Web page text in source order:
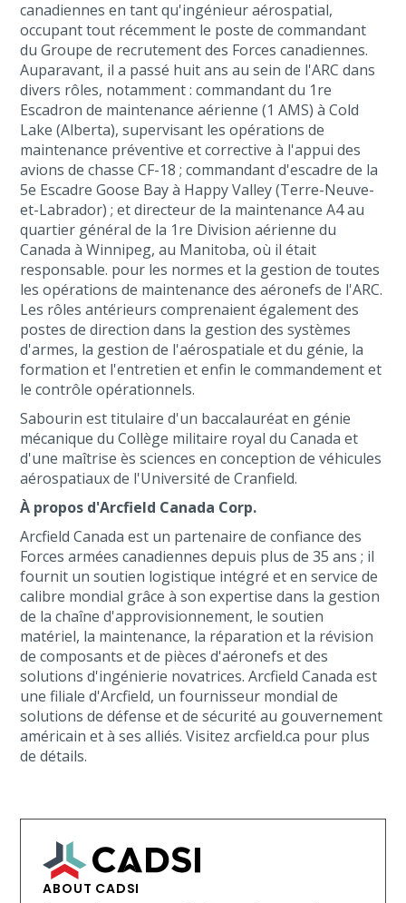
canadiennes en tant qu'ingénieur aérospatial,
occupant tout récemment le poste de commandant
du Groupe de recrutement des Forces canadiennes.
Auparavant, il a passé huit ans au sein de l'ARC dans
divers rôles, notamment : commandant du 1re
Escadron de maintenance aérienne (1 AMS) à Cold
Lake (Alberta), supervisant les opérations de
maintenance préventive et corrective à l'appui des
avions de chasse CF-18 ; commandant d'escadre de la
5e Escadre Goose Bay à Happy Valley (Terre-Neuve-
et-Labrador) ; et directeur de la maintenance A4 au
quartier général de la 1re Division aérienne du
Canada à Winnipeg, au Manitoba, où il était
responsable. pour les normes et la gestion de toutes
les opérations de maintenance des aéronefs de l'ARC.
Les rôles antérieurs comprenaient également des
postes de direction dans la gestion des systèmes
d'armes, la gestion de l'aérospatiale et du génie, la
formation et l'entretien et enfin le commandement et
le contrôle opérationnels.
Sabourin est titulaire d'un baccalauréat en génie
mécanique du Collège militaire royal du Canada et
d'une maîtrise ès sciences en conception de véhicules
aérospatiaux de l'Université de Cranfield.
À propos d'Arcfield Canada Corp.
Arcfield Canada est un partenaire de confiance des
Forces armées canadiennes depuis plus de 35 ans ; il
fournit un soutien logistique intégré et en service de
calibre mondial grâce à son expertise dans la gestion
de la chaîne d'approvisionnement, le soutien
matériel, la maintenance, la réparation et la révision
de composants et de pièces d'aéronefs et des
solutions d'ingénierie novatrices. Arcfield Canada est
une filiale d'Arcfield, un fournisseur mondial de
solutions de défense et de sécurité au gouvernement
américain et à ses alliés. Visitez arcfield.ca pour plus
de détails.
ABOUT CADSI